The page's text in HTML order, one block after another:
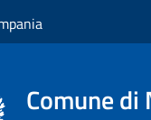
Comune